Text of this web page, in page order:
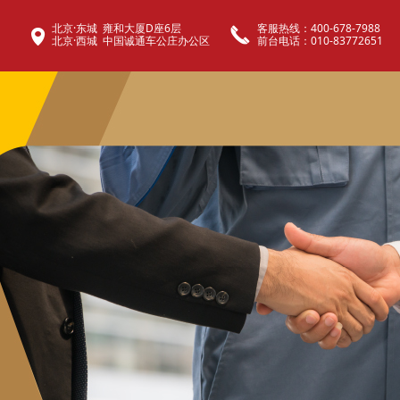
​​​​​​​北京·东城 雍和大厦D座6层
​​​​​​​北京·西城 中国诚通车公庄办公区
客服热线：400-678-7988
前台电话：010-83772651
넹 끅